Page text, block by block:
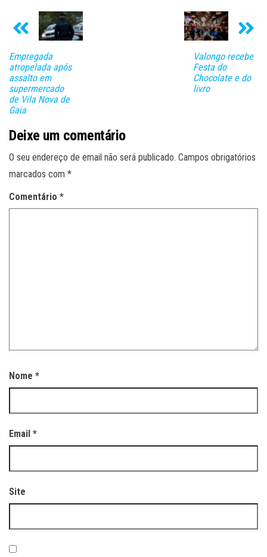
Empregada
atropelada após
assalto em
supermercado
de Vila Nova de
Gaia
Valongo recebe
Festa do
Chocolate e do
livro
Deixe um comentário
O seu endereço de email não será publicado. Campos obrigatórios
marcados com *
Comentário *
Nome *
Email *
Site